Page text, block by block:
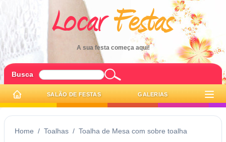
A sua festa começa aqui!
Busca
SALÃO DE FESTAS GALERIAS
Home / Toalhas / Toalha de Mesa com sobre toalha